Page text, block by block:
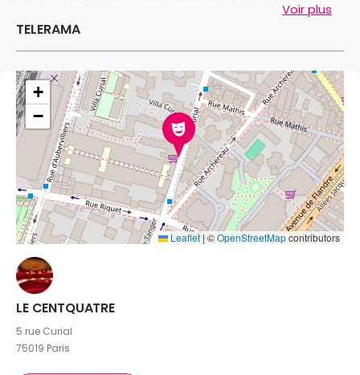
polystyrène, des voiles en plastique et de la pâte à
"prout". Découverte au festival Circa 2010, cette
inaccoutumée, surréaliste même, et rappelant du
coup que Jérôme Thomas fait du théâtre d'objets qui
devient jonglage. Ça frôle le génie ! <b>Thierry
Voisin</b>
Voir plus
TELERAMA
+
−
Leaflet|©OpenStreetMapcontributors
LE CENTQUATRE
5 rue Curial
75019 Paris